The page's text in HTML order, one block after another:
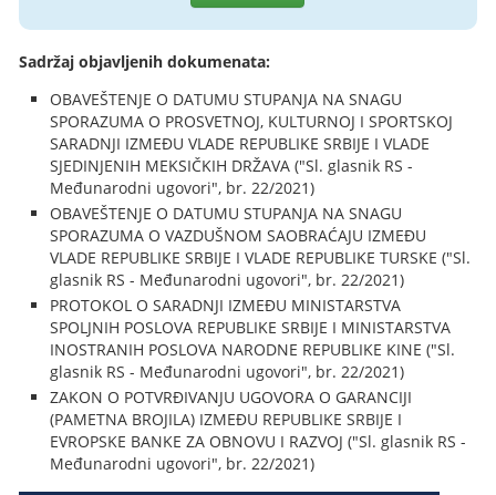
Sadržaj objavljenih dokumenata:
OBAVEŠTENJE O DATUMU STUPANJA NA SNAGU
SPORAZUMA O PROSVETNOJ, KULTURNOJ I SPORTSKOJ
SARADNJI IZMEĐU VLADE REPUBLIKE SRBIJE I VLADE
SJEDINJENIH MEKSIČKIH DRŽAVA ("Sl. glasnik RS -
Međunarodni ugovori", br. 22/2021)
OBAVEŠTENJE O DATUMU STUPANJA NA SNAGU
SPORAZUMA O VAZDUŠNOM SAOBRAĆAJU IZMEĐU
VLADE REPUBLIKE SRBIJE I VLADE REPUBLIKE TURSKE ("Sl.
glasnik RS - Međunarodni ugovori", br. 22/2021)
PROTOKOL O SARADNJI IZMEĐU MINISTARSTVA
SPOLJNIH POSLOVA REPUBLIKE SRBIJE I MINISTARSTVA
INOSTRANIH POSLOVA NARODNE REPUBLIKE KINE ("Sl.
glasnik RS - Međunarodni ugovori", br. 22/2021)
ZAKON O POTVRĐIVANJU UGOVORA O GARANCIJI
(PAMETNA BROJILA) IZMEĐU REPUBLIKE SRBIJE I
EVROPSKE BANKE ZA OBNOVU I RAZVOJ ("Sl. glasnik RS -
Međunarodni ugovori", br. 22/2021)